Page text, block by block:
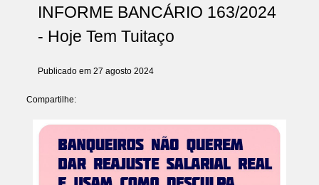
INFORME BANCÁRIO 163/2024
- Hoje Tem Tuitaço
Publicado em 27 agosto 2024
Compartilhe: